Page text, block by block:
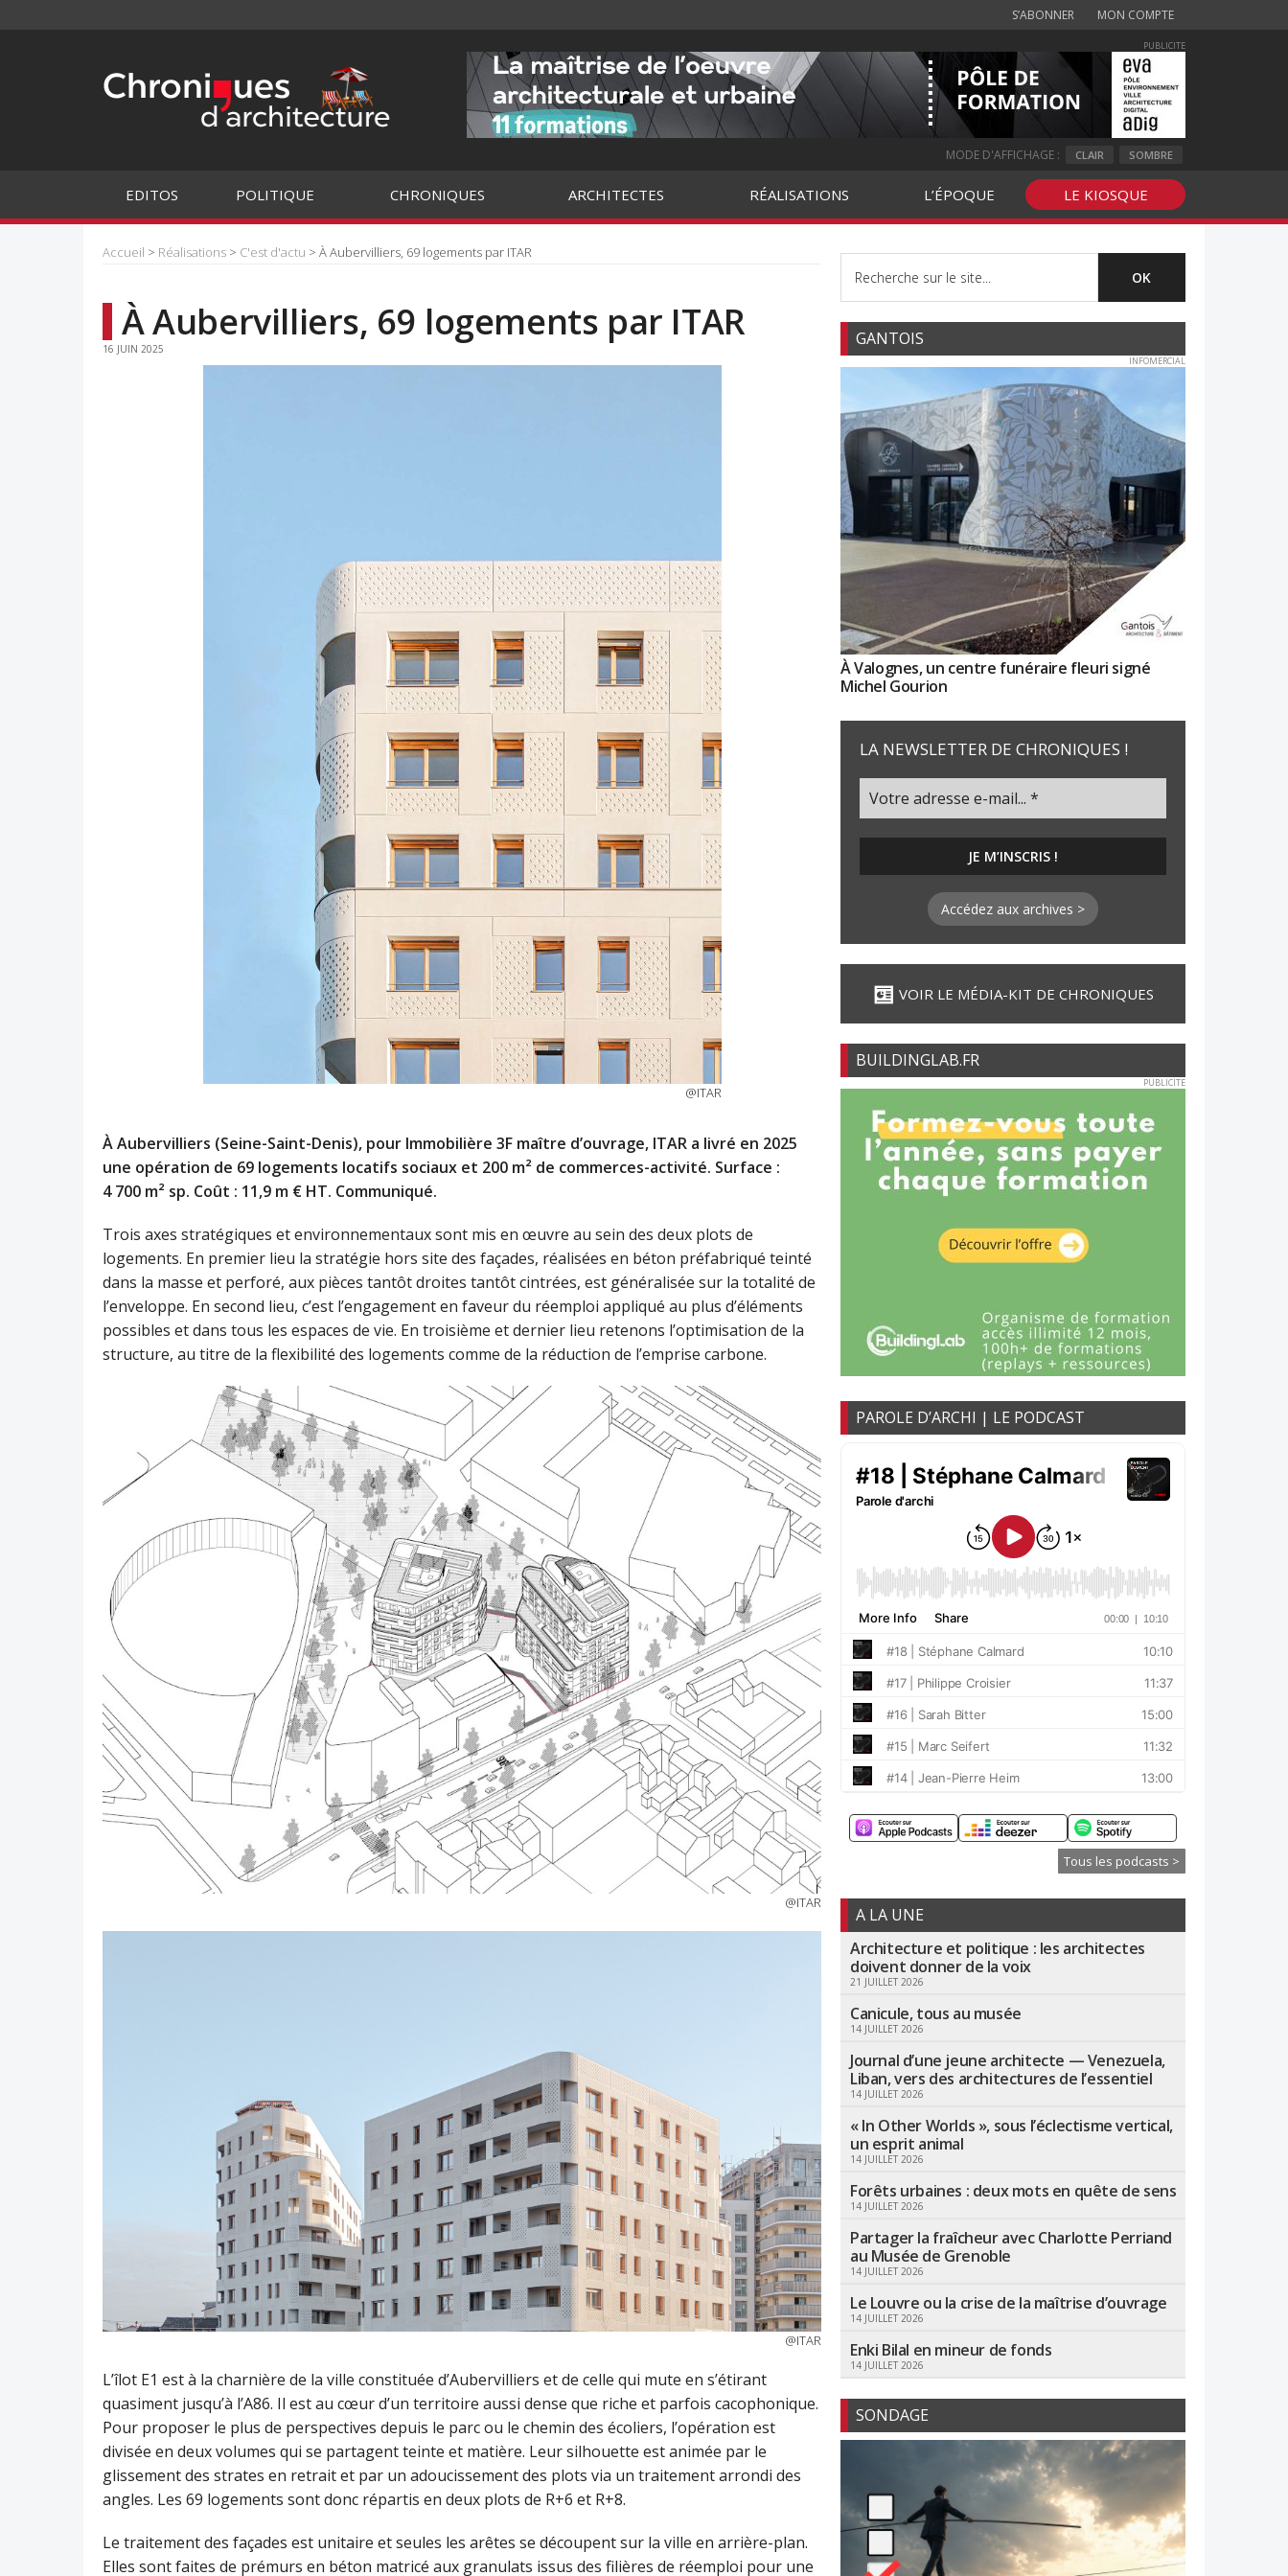
S’ABONNER MON COMPTE
PUBLICITE
MODE D'AFFICHAGE : CLAIR SOMBRE
EDITOS POLITIQUE CHRONIQUES ARCHITECTES RÉALISATIONS L’ÉPOQUE LE KIOSQUE
Accueil > Réalisations > C'est d'actu > À Aubervilliers, 69 logements par ITAR
À Aubervilliers, 69 logements par ITAR
16 JUIN 2025
@ITAR
À Aubervilliers (Seine-Saint-Denis), pour Immobilière 3F maître d’ouvrage, ITAR a livré en 2025
une opération de 69 logements locatifs sociaux et 200 m² de commerces-activité. Surface :
4 700 m² sp. Coût : 11,9 m € HT. Communiqué.
Trois axes stratégiques et environnementaux sont mis en œuvre au sein des deux plots de
logements. En premier lieu la stratégie hors site des façades, réalisées en béton préfabriqué teinté
dans la masse et perforé, aux pièces tantôt droites tantôt cintrées, est généralisée sur la totalité de
l’enveloppe. En second lieu, c’est l’engagement en faveur du réemploi appliqué au plus d’éléments
possibles et dans tous les espaces de vie. En troisième et dernier lieu retenons l’optimisation de la
structure, au titre de la flexibilité des logements comme de la réduction de l’emprise carbone.
@ITAR
@ITAR
L’îlot E1 est à la charnière de la ville constituée d’Aubervilliers et de celle qui mute en s’étirant
quasiment jusqu’à l’A86. Il est au cœur d’un territoire aussi dense que riche et parfois cacophonique.
Pour proposer le plus de perspectives depuis le parc ou le chemin des écoliers, l’opération est
divisée en deux volumes qui se partagent teinte et matière. Leur silhouette est animée par le
glissement des strates en retrait et par un adoucissement des plots via un traitement arrondi des
angles. Les 69 logements sont donc répartis en deux plots de R+6 et R+8.
Le traitement des façades est unitaire et seules les arêtes se découpent sur la ville en arrière-plan.
Elles sont faites de prémurs en béton matricé aux granulats issus des filières de réemploi pour une
GANTOIS
INFOMERCIAL
À Valognes, un centre funéraire fleuri signé
Michel Gourion
LA NEWSLETTER DE CHRONIQUES !
Accédez aux archives >
VOIR LE MÉDIA-KIT DE CHRONIQUES
BUILDINGLAB.FR
PUBLICITE
PAROLE D’ARCHI | LE PODCAST
Tous les podcasts >
A LA UNE
Architecture et politique : les architectes
doivent donner de la voix
21 JUILLET 2026
Canicule, tous au musée
14 JUILLET 2026
Journal d’une jeune architecte — Venezuela,
Liban, vers des architectures de l’essentiel
14 JUILLET 2026
« In Other Worlds », sous l’éclectisme vertical,
un esprit animal
14 JUILLET 2026
Forêts urbaines : deux mots en quête de sens
14 JUILLET 2026
Partager la fraîcheur avec Charlotte Perriand
au Musée de Grenoble
14 JUILLET 2026
Le Louvre ou la crise de la maîtrise d’ouvrage
14 JUILLET 2026
Enki Bilal en mineur de fonds
14 JUILLET 2026
SONDAGE